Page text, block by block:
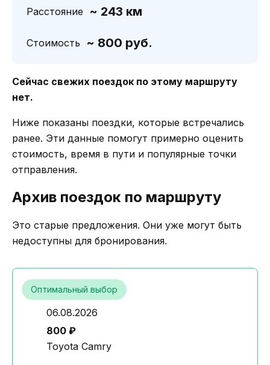
Расстояние ~ 243 км
Стоимость ~ 800 руб.
Сейчас свежих поездок по этому маршруту
нет.
Ниже показаны поездки, которые встречались
ранее. Эти данные помогут примерно оценить
стоимость, время в пути и популярные точки
отправления.
Архив поездок по маршруту
Это старые предложения. Они уже могут быть
недоступны для бронирования.
Оптимальный выбор
06.08.2026
800 ₽
Toyota Camry